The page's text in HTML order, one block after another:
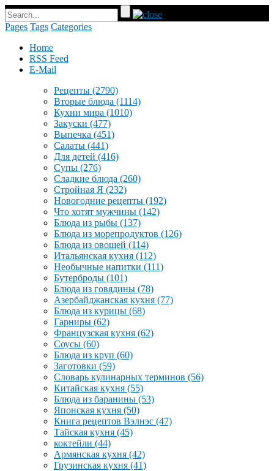
Pages Tags Categories
Home
RSS Feed
E-Mail
Рецепты (2790)
Вторые блюда (1114)
Кухни мира (1010)
Закуски (477)
Выпечка (451)
Салаты (441)
Для детей (416)
Супы (276)
Сладкие блюда (260)
Стройная Я (232)
Новогодние рецепты (192)
Что хотят мужчины (142)
Блюда из рыбы (137)
Блюда из морепродуктов (126)
Блюда из овощей (114)
Итальянская кухня (112)
Необычные напитки (111)
Бутерброды (101)
Блюда из говядины (78)
Азербайджанская кухня (77)
Блюда из курицы (68)
Гарниры (62)
Французская кухня (62)
Соусы (60)
Блюда из круп (60)
Заготовки (59)
Словарь кулинарных терминов (56)
Китайская кухня (55)
Блюда из баранины (53)
Японская кухня (50)
Книга рецептов Вэлнэс (47)
Тайская кухня (45)
коктейли (44)
Армянская кухня (42)
Грузинская кухня (41)